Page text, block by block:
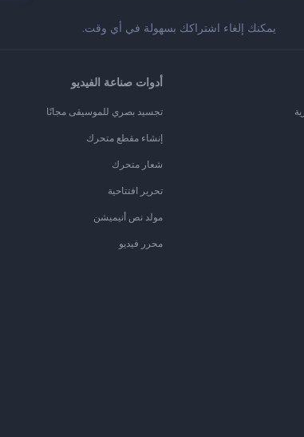
يمكنك إلغاء اشتراكك بسهولة في أي وقت.
أدوات صناعة الفيديو
تجسيد بصري للموسيقى مجانًا
إنشاء مقطع متحرك
شعار متحرك
تحرير افتتاحية
مولد نص أنيميشن
محرر فيديو